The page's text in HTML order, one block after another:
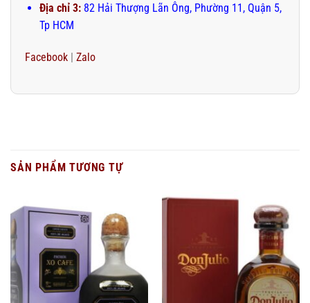
Địa chỉ 3:82 Hải Thượng Lãn Ông, Phường 11, Quận 5,
Tp HCM
Facebook | Zalo
SẢN PHẨM TƯƠNG TỰ